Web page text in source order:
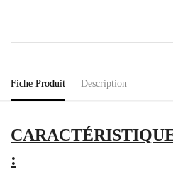
Fiche Produit Description
: